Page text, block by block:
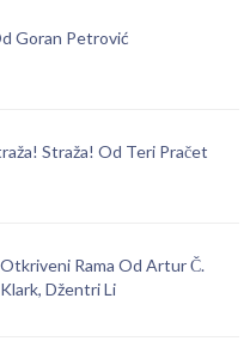
Goran Petrović
Straža! Od Teri Pračet
Otkriveni Rama Od Artur Č.
Klark, Džentri Li